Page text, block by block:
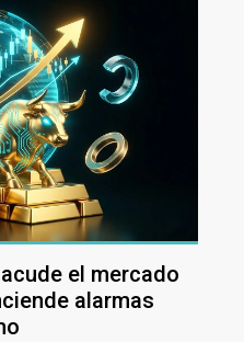
el mercado
alarmas